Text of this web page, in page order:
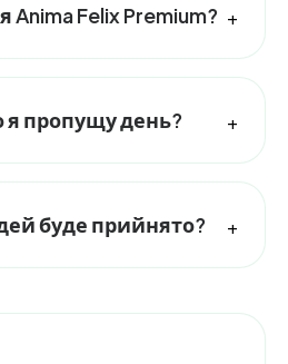
Felix Premium? +
пропущу день? +
буде прийнято? +